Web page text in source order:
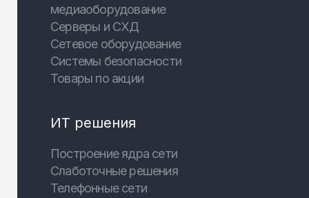
медиаоборудование
Серверы и СХД
Сетевое оборудование
Системы безопасности
Товары по акции
ИТ решения
Построение ядра сети
Слаботочные решения
Телефонные сети